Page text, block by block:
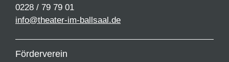
0228 / 79 79 01
info@theater-im-ballsaal.de
Förderverein